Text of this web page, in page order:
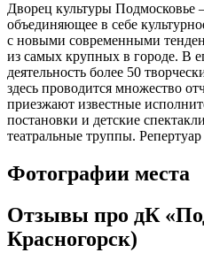
Дворец культуры Подмосковье
объединяющее в себе
с новыми современными
из самых крупных в городе. В
деятельность более 50
здесь проводится множество
приезжают известные
постановки и детские
театральные труппы.
Фотографии места
Отзывы про дК
Красногорск)